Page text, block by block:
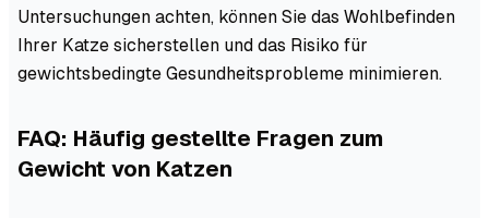
Untersuchungen achten, können Sie das Wohlbefinden
Ihrer Katze sicherstellen und das Risiko für
gewichtsbedingte Gesundheitsprobleme minimieren.
FAQ: Häufig gestellte Fragen zum
Gewicht von Katzen